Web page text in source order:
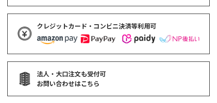
クレジットカード・コンビニ決済等利用可
法人・大口注文も受付可
お問い合わせはこちら